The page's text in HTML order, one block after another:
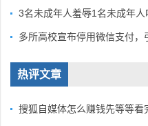
3名未成年人羞辱1名未成年人
多所高校宣布停用微信支付，
热评文章
搜狐自媒体怎么赚钱先等等看